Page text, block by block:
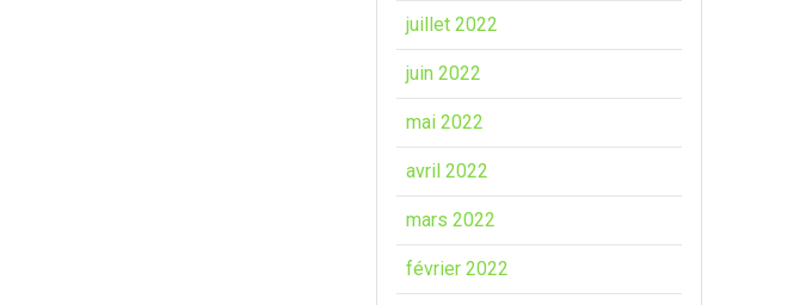
juillet 2022
juin 2022
mai 2022
avril 2022
mars 2022
février 2022